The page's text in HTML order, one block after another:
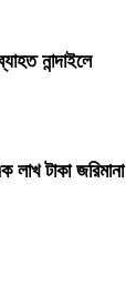
নান্দাইলে
লাখ টাকা জরিমানা